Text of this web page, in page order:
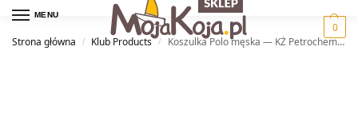
MENU
0
Strona główna
/ Klub Products / Koszulka Polo męska — KŻ Petrochemia Płock